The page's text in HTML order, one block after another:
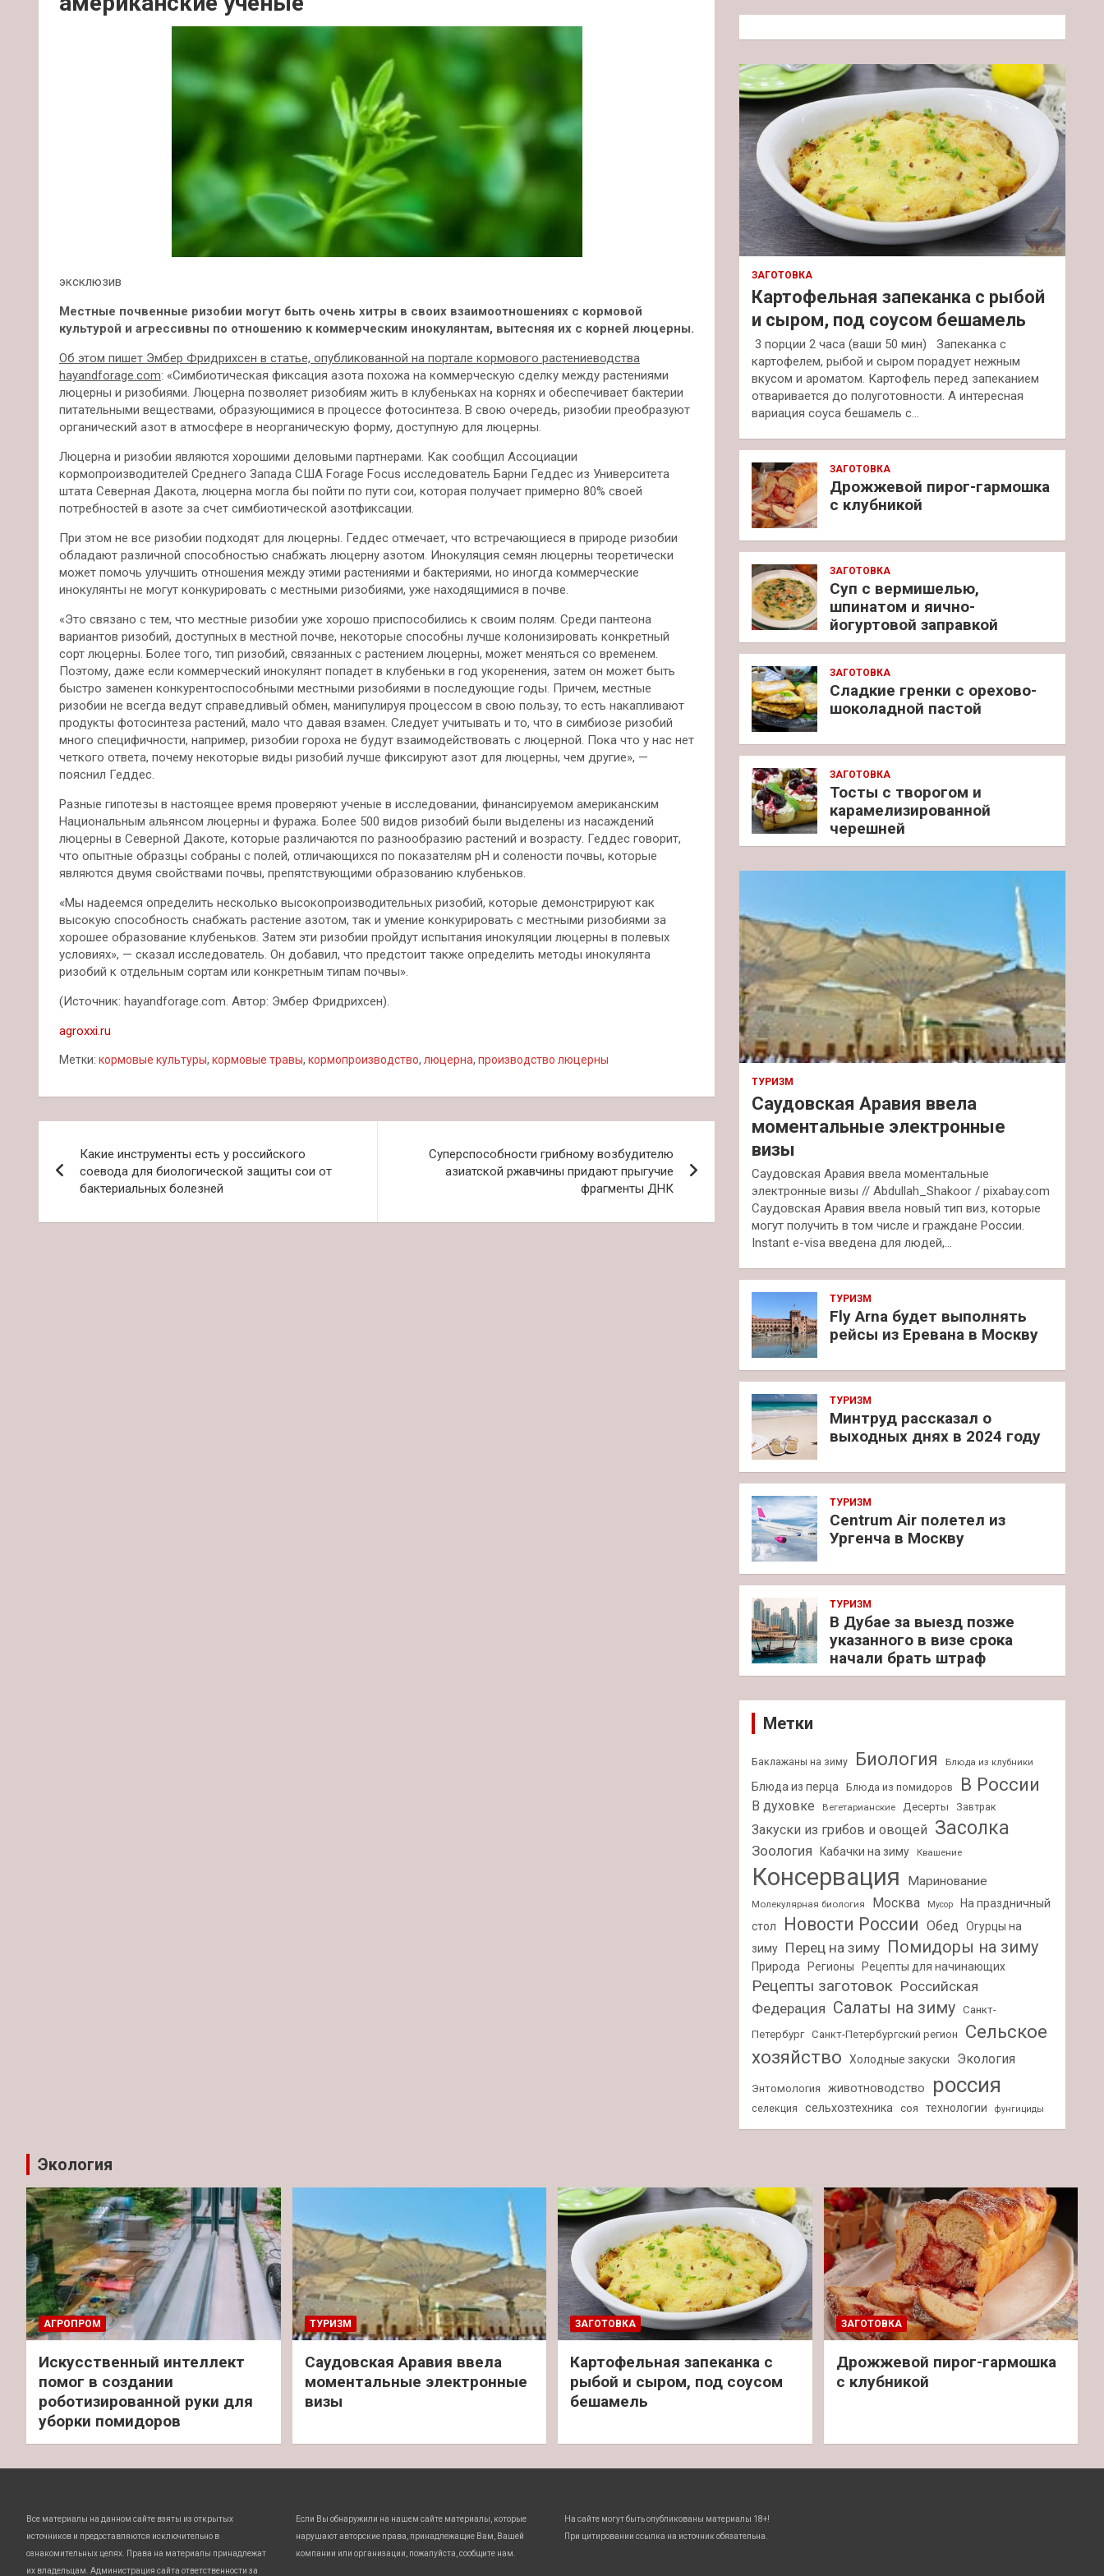
эксклюзив
Местные почвенные ризобии могут быть очень хитры в своих взаимоотношениях с кормовой
культурой и агрессивны по отношению к коммерческим инокулянтам, вытесняя их с корней люцерны.
Об этом пишет Эмбер Фридрихсен в статье, опубликованной на портале кормового растениеводства
hayandforage.com: «Симбиотическая фиксация азота похожа на коммерческую сделку между растениями
люцерны и ризобиями. Люцерна позволяет ризобиям жить в клубеньках на корнях и обеспечивает бактерии
питательными веществами, образующимися в процессе фотосинтеза. В свою очередь, ризобии преобразуют
органический азот в атмосфере в неорганическую форму, доступную для люцерны.
Люцерна и ризобии являются хорошими деловыми партнерами. Как сообщил Ассоциации
кормопроизводителей Среднего Запада США Forage Focus исследователь Барни Геддес из Университета
штата Северная Дакота, люцерна могла бы пойти по пути сои, которая получает примерно 80% своей
потребностей в азоте за счет симбиотической азотфиксации.
При этом не все ризобии подходят для люцерны. Геддес отмечает, что встречающиеся в природе ризобии
обладают различной способностью снабжать люцерну азотом. Инокуляция семян люцерны теоретически
может помочь улучшить отношения между этими растениями и бактериями, но иногда коммерческие
инокулянты не могут конкурировать с местными ризобиями, уже находящимися в почве.
«Это связано с тем, что местные ризобии уже хорошо приспособились к своим полям. Среди пантеона
вариантов ризобий, доступных в местной почве, некоторые способны лучше колонизировать конкретный
сорт люцерны. Более того, тип ризобий, связанных с растением люцерны, может меняться со временем.
Поэтому, даже если коммерческий инокулянт попадет в клубеньки в год укоренения, затем он может быть
быстро заменен конкурентоспособными местными ризобиями в последующие годы. Причем, местные
ризобии не всегда ведут справедливый обмен, манипулируя процессом в свою пользу, то есть накапливают
продукты фотосинтеза растений, мало что давая взамен. Следует учитывать и то, что в симбиозе ризобий
много специфичности, например, ризобии гороха не будут взаимодействовать с люцерной. Пока что у нас нет
четкого ответа, почему некоторые виды ризобий лучше фиксируют азот для люцерны, чем другие», —
пояснил Геддес.
Разные гипотезы в настоящее время проверяют ученые в исследовании, финансируемом американским
Национальным альянсом люцерны и фуража. Более 500 видов ризобий были выделены из насаждений
люцерны в Северной Дакоте, которые различаются по разнообразию растений и возрасту. Геддес говорит,
что опытные образцы собраны с полей, отличающихся по показателям pH и солености почвы, которые
являются двумя свойствами почвы, препятствующими образованию клубеньков.
«Мы надеемся определить несколько высокопроизводительных ризобий, которые демонстрируют как
высокую способность снабжать растение азотом, так и умение конкурировать с местными ризобиями за
хорошее образование клубеньков. Затем эти ризобии пройдут испытания инокуляции люцерны в полевых
условиях», — сказал исследователь. Он добавил, что предстоит также определить методы инокулянта
ризобий к отдельным сортам или конкретным типам почвы».
(Источник: hayandforage.com. Автор: Эмбер Фридрихсен).
agroxxi.ru
Метки: кормовые культуры, кормовые травы, кормопроизводство, люцерна, производство люцерны
по
записям
Какие инструменты есть у российского
соевода для биологической защиты сои от
бактериальных болезней
Суперспособности грибному возбудителю
азиатской ржавчины придают прыгучие
фрагменты ДНК
к
ЗАГОТОВКА
Картофельная запеканка с рыбой
и сыром, под соусом бешамель
3 порции 2 часа (ваши 50 мин) Запеканка с
картофелем, рыбой и сыром порадует нежным
вкусом и ароматом. Картофель перед запеканием
отваривается до полуготовности. А интересная
вариация соуса бешамель с…
ЗАГОТОВКА
Дрожжевой пирог-гармошка
с клубникой
ЗАГОТОВКА
Суп с вермишелью,
шпинатом и яично-
йогуртовой заправкой
ЗАГОТОВКА
Сладкие гренки с орехово-
шоколадной пастой
ЗАГОТОВКА
Тосты с творогом и
карамелизированной
черешней
ТУРИЗМ
Саудовская Аравия ввела
моментальные электронные
визы
Саудовская Аравия ввела моментальные
электронные визы // Abdullah_Shakoor / pixabay.com
Саудовская Аравия ввела новый тип виз, которые
могут получить в том числе и граждане России.
Instant e-visa введена для людей,…
ТУРИЗМ
Fly Arna будет выполнять
рейсы из Еревана в Москву
ТУРИЗМ
Минтруд рассказал о
выходных днях в 2024 году
ТУРИЗМ
Centrum Air полетел из
Ургенча в Москву
ТУРИЗМ
В Дубае за выезд позже
указанного в визе срока
начали брать штраф
Метки
Баклажаны на зиму Биология Блюда из клубники
Блюда из перца Блюда из помидоров В России
В духовке Вегетарианские Десерты Завтрак
Закуски из грибов и овощей Засолка
Зоология Кабачки на зиму Квашение
Консервация Маринование
Молекулярная биология Москва Мусор
На праздничный
стол
Новости России Обед
Огурцы на
зиму
Перец на зиму Помидоры на зиму
Природа Регионы Рецепты для начинающих
Рецепты заготовок Российская
Федерация Салаты на зиму
Санкт-
Петербург Санкт-Петербургский регион
Сельское
хозяйство
Холодные закуски Экология
Энтомология животноводство россия
селекция сельхозтехника соя технологии фунгициды
Экология
АГРОПРОМ
Искусственный интеллект
помог в создании
роботизированной руки для
уборки помидоров
ТУРИЗМ
Саудовская Аравия ввела
моментальные электронные
визы
ЗАГОТОВКА
Картофельная запеканка с
рыбой и сыром, под соусом
бешамель
ЗАГОТОВКА
Дрожжевой пирог-гармошка
с клубникой
Все материалы на данном сайте взяты из открытых
источников и предоставляются исключительно в
ознакомительных целях. Права на материалы принадлежат
их владельцам. Администрация сайта ответственности за
Если Вы обнаружили на нашем сайте материалы, которые
нарушают авторские права, принадлежащие Вам, Вашей
компании или организации, пожалуйста, сообщите нам.
На сайте могут быть опубликованы материалы 18+!
При цитировании ссылка на источник обязательна.